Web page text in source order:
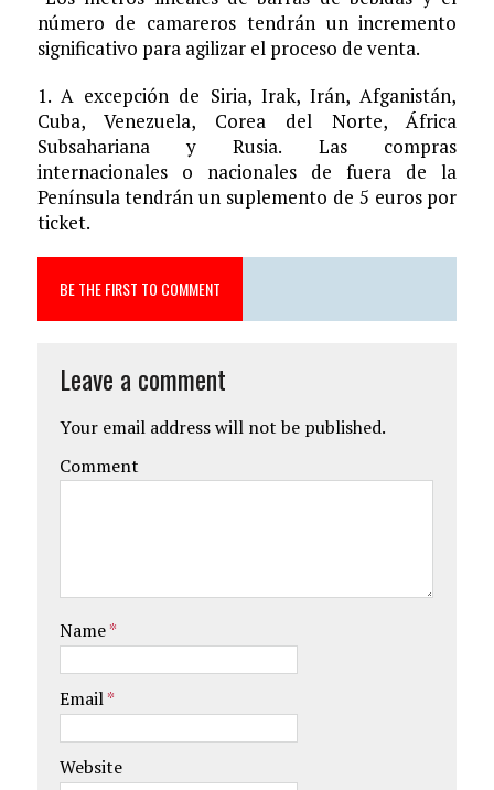
número de camareros tendrán un incremento
significativo para agilizar el proceso de venta.
1. A excepción de Siria, Irak, Irán, Afganistán,
Cuba, Venezuela, Corea del Norte, África
Subsahariana y Rusia. Las compras
internacionales o nacionales de fuera de la
Península tendrán un suplemento de 5 euros por
ticket.
BE THE FIRST TO COMMENT
Leave a comment
Your email address will not be published.
Comment
Name*
Email*
Website